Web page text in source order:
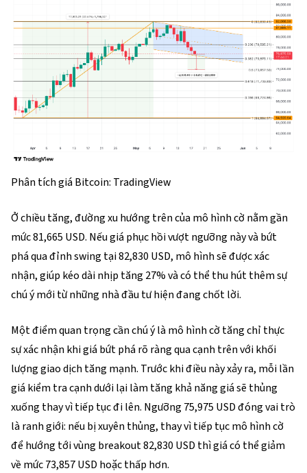
Phân tích giá Bitcoin: TradingView
Ở chiều tăng, đường xu hướng trên của mô hình cờ nằm gần
mức 81,665 USD. Nếu giá phục hồi vượt ngưỡng này và bứt
phá qua đỉnh swing tại 82,830 USD, mô hình sẽ được xác
nhận, giúp kéo dài nhịp tăng 27% và có thể thu hút thêm sự
chú ý mới từ những nhà đầu tư hiện đang chốt lời.
Một điểm quan trọng cần chú ý là mô hình cờ tăng chỉ thực
sự xác nhận khi giá bứt phá rõ ràng qua cạnh trên với khối
lượng giao dịch tăng mạnh. Trước khi điều này xảy ra, mỗi lần
giá kiểm tra cạnh dưới lại làm tăng khả năng giá sẽ thủng
xuống thay vì tiếp tục đi lên. Ngưỡng 75,975 USD đóng vai trò
là ranh giới: nếu bị xuyên thủng, thay vì tiếp tục mô hình cờ
để hướng tới vùng breakout 82,830 USD thì giá có thể giảm
về mức 73,857 USD hoặc thấp hơn.